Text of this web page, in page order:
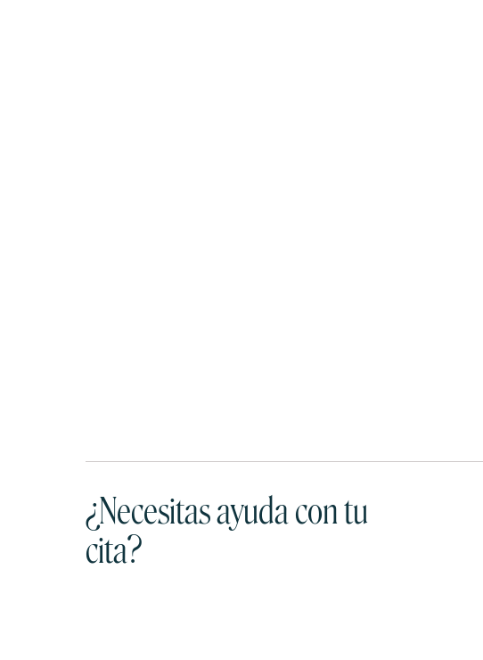
¿Necesitas ayuda con tu
cita?